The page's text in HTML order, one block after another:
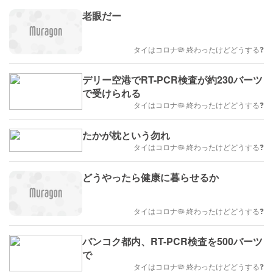
老眼だー
タイはコロナ🦠 終わったけどどうする❓
デリー空港でRT-PCR検査が約230バーツ
で受けられる
タイはコロナ🦠 終わったけどどうする❓
たかが枕という勿れ
タイはコロナ🦠 終わったけどどうする❓
どうやったら健康に暮らせるか
タイはコロナ🦠 終わったけどどうする❓
バンコク都内、RT-PCR検査を500バーツ
で
タイはコロナ🦠 終わったけどどうする❓